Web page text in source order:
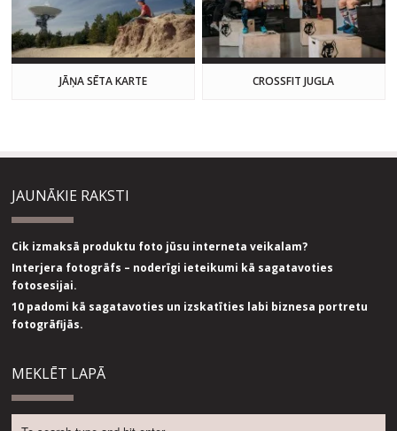
JĀŅA SĒTA KARTE CROSSFIT JUGLA
JAUNĀKIE RAKSTI
Cik izmaksā produktu foto jūsu interneta veikalam?
Interjera fotogrāfs – noderīgi ieteikumi kā sagatavoties
fotosesijai.
10 padomi kā sagatavoties un izskatīties labi biznesa portretu
fotogrāfijās.
MEKLĒT LAPĀ